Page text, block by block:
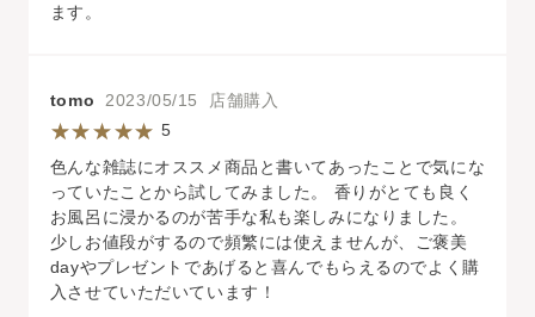
ます。
tomo 2023/05/15 店舗購入
5
色んな雑誌にオススメ商品と書いてあったことで気にな
っていたことから試してみました。 香りがとても良く
お風呂に浸かるのが苦手な私も楽しみになりました。
少しお値段がするので頻繁には使えませんが、ご褒美
dayやプレゼントであげると喜んでもらえるのでよく購
入させていただいています！